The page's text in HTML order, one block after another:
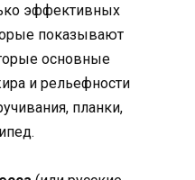
эффективных
показывают
основные
и рельефности
планки,